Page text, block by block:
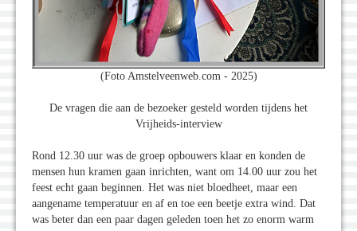
(Foto Amstelveenweb.com - 2025)
De vragen die aan de bezoeker gesteld worden tijdens het
Vrijheids-interview
Rond 12.30 uur was de groep opbouwers klaar en konden de
mensen hun kramen gaan inrichten, want om 14.00 uur zou het
feest echt gaan beginnen. Het was niet bloedheet, maar een
aangename temperatuur en af en toe een beetje extra wind. Dat
was beter dan een paar dagen geleden toen het zo enorm warm